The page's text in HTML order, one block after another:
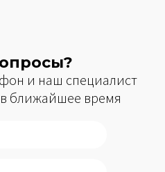
и наш специалист
ближайшее время